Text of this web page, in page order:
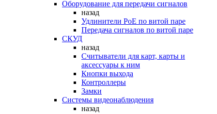
Оборудование для передачи сигналов
назад
Удлинители PoE по витой паре
Передача сигналов по витой паре
СКУД
назад
Считыватели для карт, карты и
аксессуары к ним
Кнопки выхода
Контроллеры
Замки
Системы видеонаблюдения
назад